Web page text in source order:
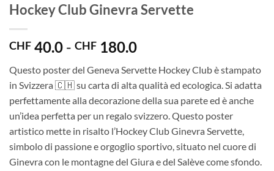
Hockey Club Ginevra Servette
CHF 40.0 - CHF 180.0Fascia
prezzo:
da
CHF 40.0
a
CHF 180.0
Questo poster del Geneva Servette Hockey Club è stampato
in Svizzera 🇨🇭 su carta di alta qualità ed ecologica. Si adatta
perfettamente alla decorazione della sua parete ed è anche
un’idea perfetta per un regalo svizzero. Questo poster
artistico mette in risalto l’Hockey Club Ginevra Servette,
simbolo di passione e orgoglio sportivo, situato nel cuore di
Ginevra con le montagne del Giura e del Salève come sfondo.